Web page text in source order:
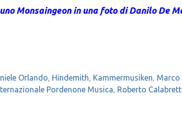
Monsaingeon in una foto di Danilo De
Orlando, Hindemith, Kammermusiken, Marco
Pordenone Musica, Roberto